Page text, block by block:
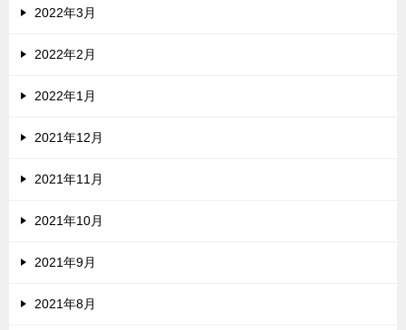
2022年3月
2022年2月
2022年1月
2021年12月
2021年11月
2021年10月
2021年9月
2021年8月